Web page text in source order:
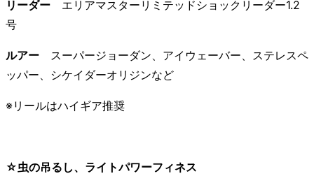
リーダー エリアマスターリミテッドショックリーダー1.2
号
ルアー スーパージョーダン、アイウェーバー、ステレスペ
ッパー、シケイダーオリジンなど
※リールはハイギア推奨
☆虫の吊るし、ライトパワーフィネス